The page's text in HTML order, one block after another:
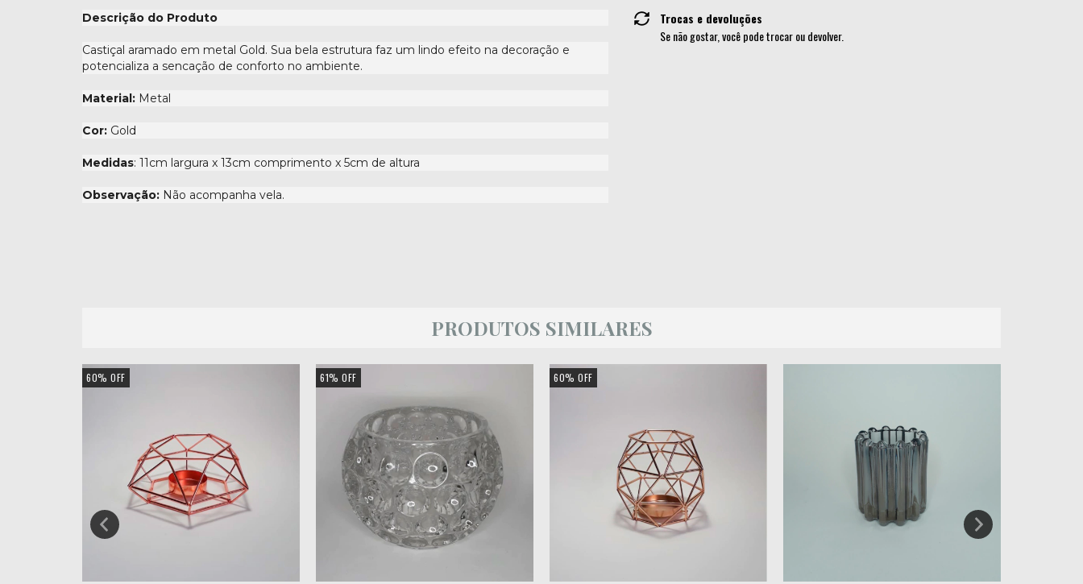
Descrição do Produto
Castiçal aramado em metal Gold. Sua bela estrutura faz um lindo efeito na decoração e
potencializa a sencação de conforto no ambiente.
Material: Metal
Cor: Gold
Medidas: 11cm largura x 13cm comprimento x 5cm de altura
Observação: Não acompanha vela.
Trocas e devoluções
Se não gostar, você pode trocar ou devolver.
PRODUTOS SIMILARES
60% OFF 61% OFF 60% OFF